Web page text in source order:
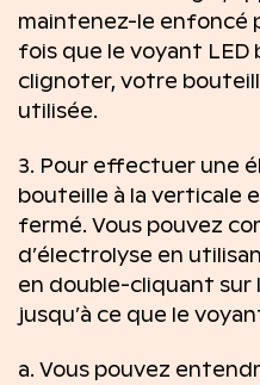
maintenez-le enfoncé
fois que le voyant LED
clignoter, votre
utilisée.
3. Pour effectuer une
bouteille à la verticale
fermé. Vous pouvez
d’électrolyse en
en double-cliquant sur
jusqu’à ce que le
a. Vous pouvez